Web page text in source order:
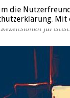
Rezensionen
die